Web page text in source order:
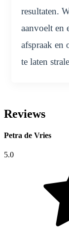
resultaten.
aanvoelt en
afspraak en
te laten
Reviews
Petra de Vries
5.0